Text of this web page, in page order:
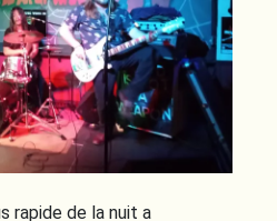
rapide de la nuit a